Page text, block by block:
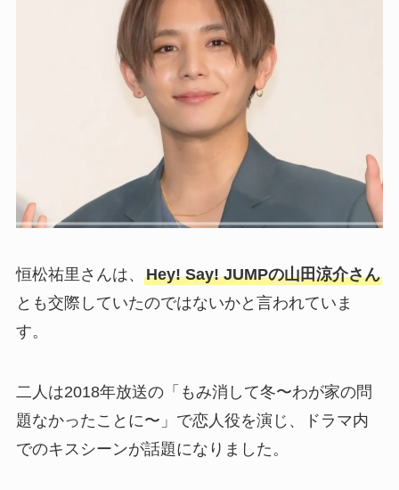
恒松祐里さんは、 Hey! Say! JUMPの山田涼介さん
とも交際していたのではないかと言われていま
す。
二人は2018年放送の「もみ消して冬〜わが家の問
題なかったことに〜」で恋人役を演じ、ドラマ内
でのキスシーンが話題になりました。